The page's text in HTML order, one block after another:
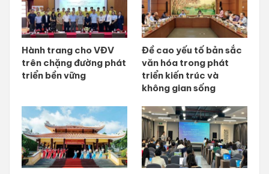
Hành trang cho VĐV
trên chặng đường phát
triển bền vững
Đề cao yếu tố bản sắc
văn hóa trong phát
triển kiến trúc và
không gian sống